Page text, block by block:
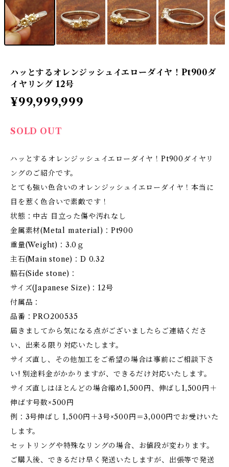
ハッとするオレンジッシュイエローダイヤ！Pt900ダ
イヤリング 12号
¥99,999,999
SOLD OUT
ハッとするオレンジッシュイエローダイヤ！Pt900ダイヤリ
ングのご紹介です。
とても強い色合いのオレンジッシュイエローダイヤ！本当に
目を惹く色合いで素敵です！
状態：中古 目立った傷や汚れなし
金属素材(Metal material)：Pt900
重量(Weight)：3.0ｇ
主石(Main stone)：D 0.32
脇石(Side stone)：
サイズ(Japanese Size)：12号
付属品：
品番：PRO200535
届きましてから気になる点がございましたらご連絡くださ
い、出来る限り対応いたします。
サイズ直し、その他加工をご希望の場合は事前にご相談下さ
い! 別途料金がかかりますが、できるだけ対応いたします。
サイズ直しはほとんどの場合縮め1,500円、伸ばし1,500円＋
伸ばす号数×500円
例：3号伸ばし 1,500円＋3号×500円＝3,000円でお受けいた
します。
セットリングや特殊なリングの場合、お値段が変わります。
ご購入後、できるだけ早く発送いたしますが、出張等で発送